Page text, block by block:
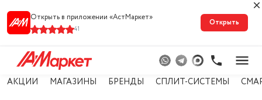
Открыть в приложении «АстМарке‪т‬»
41
Открыть
АКЦИИ МАГАЗИНЫ БРЕНДЫ СПЛИТ-СИСТЕМЫ